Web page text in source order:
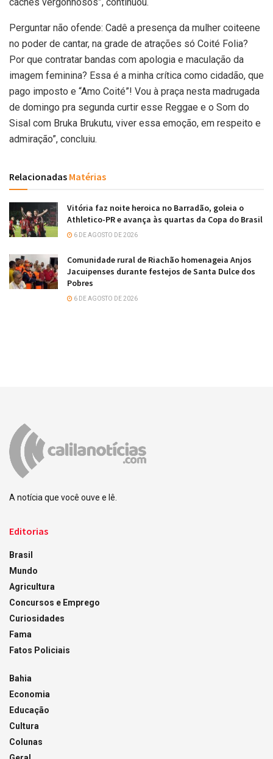
Perguntar não ofende: Cadê a presença da mulher coiteene
no poder de cantar, na grade de atrações só Coité Folia?
Por que contratar bandas com apologia e maculação da
imagem feminina? Essa é a minha crítica como cidadão, que
pago imposto e “Amo Coité”! Vou à praça nesta madrugada
de domingo pra segunda curtir esse Reggae e o Som do
Sisal com Bruka Brukutu, viver essa emoção, em respeito e
admiração”, concluiu.
Relacionadas Matérias
Vitória faz noite heroica no Barradão, goleia o
Athletico-PR e avança às quartas da Copa do Brasil
6 DE AGOSTO DE 2026
Comunidade rural de Riachão homenageia Anjos
Jacuipenses durante festejos de Santa Dulce dos
Pobres
6 DE AGOSTO DE 2026
A notícia que você ouve e lê.
Editorias
Brasil
Mundo
Agricultura
Concursos e Emprego
Curiosidades
Fama
Fatos Policiais
Bahia
Economia
Educação
Cultura
Colunas